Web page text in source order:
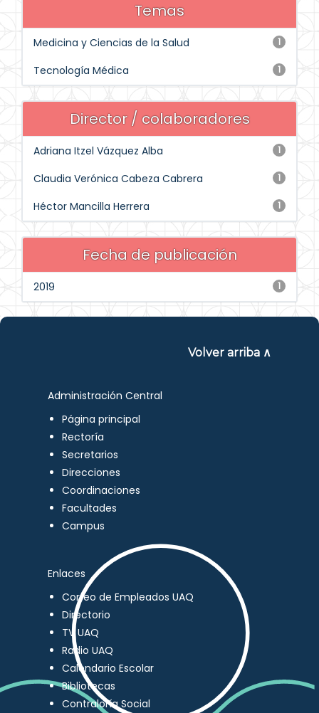
Temas
1
Medicina y Ciencias de la Salud
1
Tecnología Médica
Director / colaboradores
1
Adriana Itzel Vázquez Alba
1
Claudia Verónica Cabeza Cabrera
1
Héctor Mancilla Herrera
Fecha de publicación
1
2019
Volver arriba ∧
Administración Central
Página principal
Rectoría
Secretarios
Direcciones
Coordinaciones
Facultades
Campus
Enlaces
Correo de Empleados UAQ
Directorio
TV UAQ
Radio UAQ
Calendario Escolar
Bibliotecas
Contraloría Social